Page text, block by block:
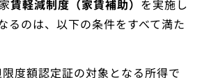
賃軽減制度（家賃補助） を実施し
るのは、以下の条件をすべて満た
度額認定証の対象となる所得で